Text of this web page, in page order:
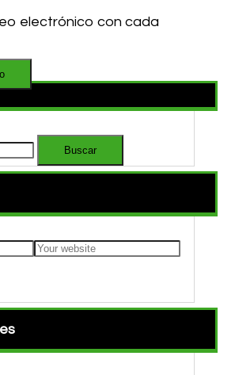
electrónico con cada